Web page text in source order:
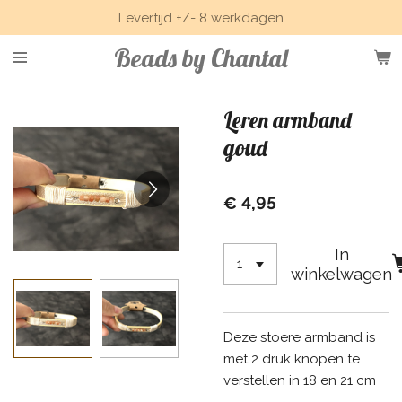
direct
naar
Beads by Chantal
Levertijd +/- 8 werkdagen
Leren armband
goud
€ 4,95
In
winkelwagen
Deze stoere armband is
met 2 druk knopen te
verstellen in 18 en 21 cm